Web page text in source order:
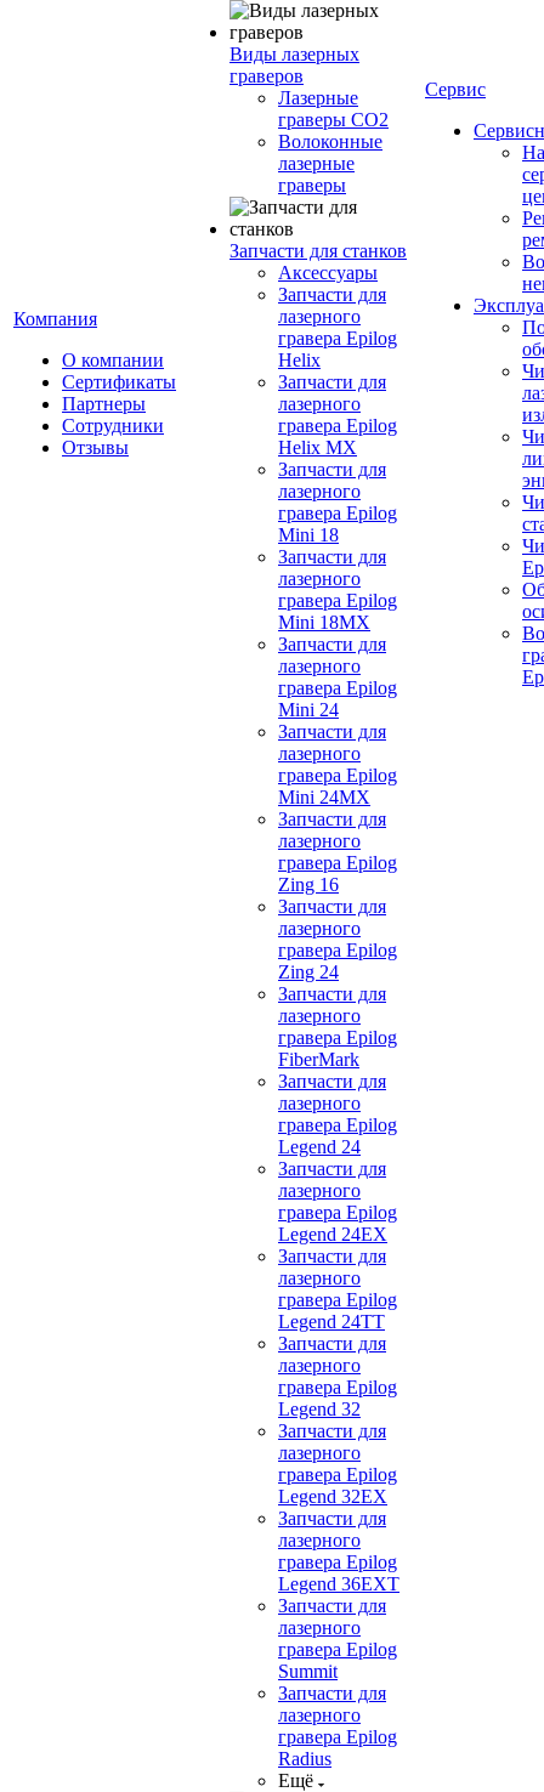
Компания
О компании
Сертификаты
Партнеры
Сотрудники
Отзывы
Виды лазерных
граверов
Лазерные
граверы СО2
Волоконные
лазерные
граверы
Запчасти для станков
Аксессуары
Запчасти для
лазерного
гравера Epilog
Helix
Запчасти для
лазерного
гравера Epilog
Helix MX
Запчасти для
лазерного
гравера Epilog
Mini 18
Запчасти для
лазерного
гравера Epilog
Mini 18MX
Запчасти для
лазерного
гравера Epilog
Mini 24
Запчасти для
лазерного
гравера Epilog
Mini 24MX
Запчасти для
лазерного
гравера Epilog
Zing 16
Запчасти для
лазерного
гравера Epilog
Zing 24
Запчасти для
лазерного
гравера Epilog
FiberMark
Запчасти для
лазерного
гравера Epilog
Legend 24
Запчасти для
лазерного
гравера Epilog
Legend 24EX
Запчасти для
лазерного
гравера Epilog
Legend 24TT
Запчасти для
лазерного
гравера Epilog
Legend 32
Запчасти для
лазерного
гравера Epilog
Legend 32EX
Запчасти для
лазерного
гравера Epilog
Legend 36EXT
Запчасти для
лазерного
гравера Epilog
Summit
Запчасти для
лазерного
гравера Epilog
Radius
Ещё
Сервис